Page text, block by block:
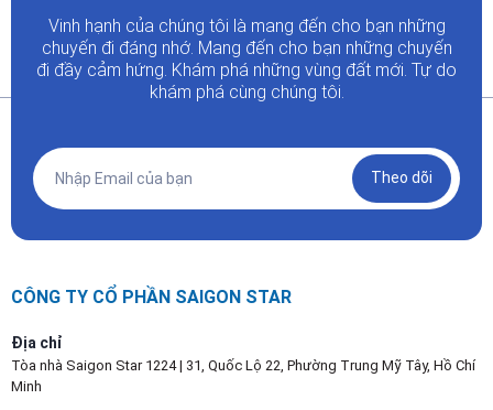
Vinh hạnh của chúng tôi là mang đến cho bạn những
chuyến đi đáng nhớ. Mang đến cho bạn những chuyến
đi đầy cảm hứng. Khám phá những vùng đất mới. Tự do
khám phá cùng chúng tôi.
Theo dõi
CÔNG TY CỔ PHẦN SAIGON STAR
Địa chỉ
Tòa nhà Saigon Star 1224 | 31, Quốc Lộ 22, Phường Trung Mỹ Tây, Hồ Chí
Minh